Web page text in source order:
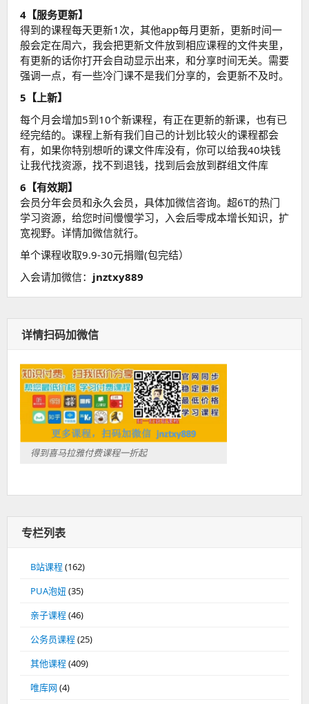
4【服务更新】
得到的课程每天更新1次，其他app每月更新，更新时间一
般会定在周六，我会把更新文件放到相应课程的文件夹里，
有更新的话你打开会自动显示出来，和分享时间无关。需要
强调一点，有一些冷门课不是我们分享的，会更新不及时。
5【上新】
每个月会增加5到10个新课程，有正在更新的新课，也有已
经完结的。课程上新有我们自己的计划比较火的课程都会
有，如果你特别想听的课文件库没有，你可以给我40块钱
让我代找资源，找不到退钱，找到后会放到群组文件库
6【有效期】
会员分年会员和永久会员，具体加微信咨询。超6T的热门
学习资源，给您时间慢慢学习，入会后零成本增长知识，扩
宽视野。详情加微信就行。
单个课程收取9.9-30元捐赠(包完结）
入会请加微信： jnztxy889
详情扫码加微信
得到喜马拉雅付费课程一折起
专栏列表
B站课程(162)
PUA泡妞 (35)
亲子课程(46)
公务员课程(25)
其他课程(409)
唯库网 (4)